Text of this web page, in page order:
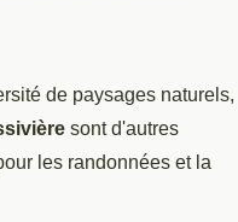
de paysages naturels,
sont d'autres
les randonnées et la